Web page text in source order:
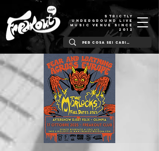
STRICTLY
UNDERGROUND LIVE
MUSIC VENUE SINCE
2012